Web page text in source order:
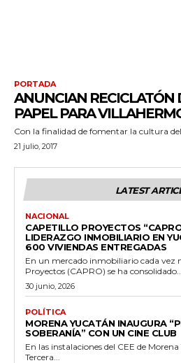
PORTADA
ANUNCIAN RECICLATÓN
PAPEL PARA
Con la finalidad de fomentar la cultura del
21 julio, 2017
LATEST
NACIONAL
CAPETILLO PROYECTOS
LIDERAZGO INMOBILIARIO EN
600 VIVIENDAS ENTREGADAS
En un mercado inmobiliario cada vez
Proyectos (CAPRO) se ha consolidado...
30 junio, 2026
POLÍTICA
MORENA YUCATÁN INAUGURA
SOBERANÍA” CON UN CINE CLUB
En las instalaciones del CEE de
Tercera...